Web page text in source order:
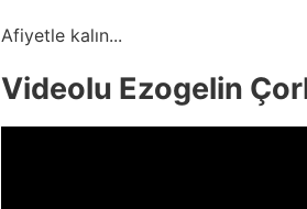
Afiyetle kalın...
Videolu Ezogelin